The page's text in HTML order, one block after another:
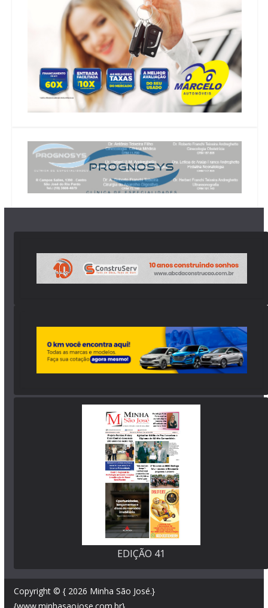
EDIÇÃO 41
Copyright © { 2026 Minha São José.}